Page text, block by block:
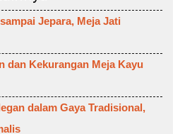
Jepara, Meja Jati
dan Kekurangan Meja Kayu
dalam Gaya Tradisional,